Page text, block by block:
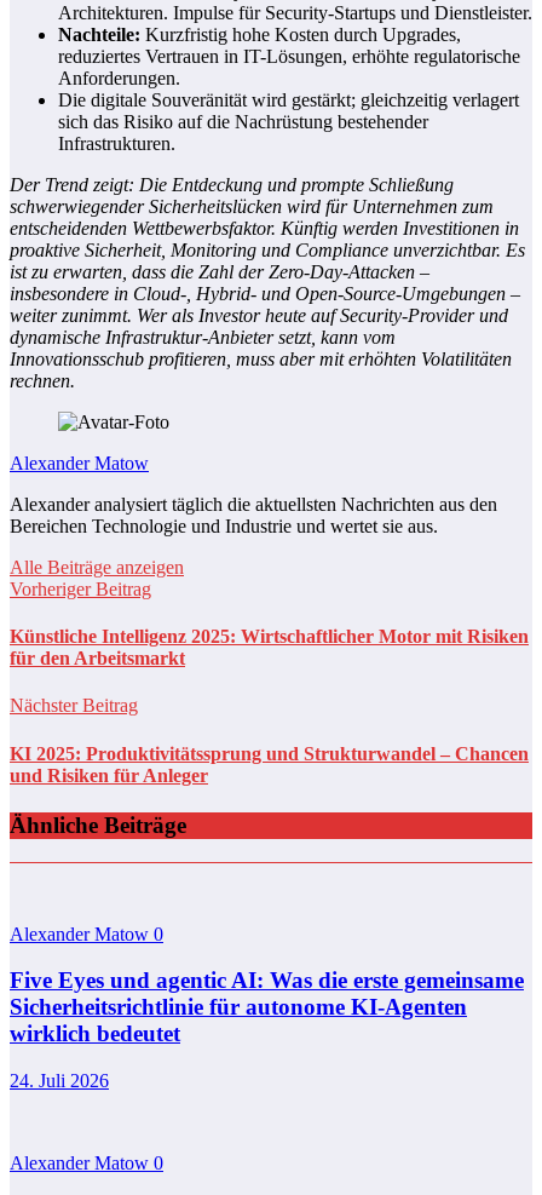
Architekturen. Impulse für Security-Startups und Dienstleister.
Nachteile: Kurzfristig hohe Kosten durch Upgrades,
reduziertes Vertrauen in IT-Lösungen, erhöhte regulatorische
Anforderungen.
Die digitale Souveränität wird gestärkt; gleichzeitig verlagert
sich das Risiko auf die Nachrüstung bestehender
Infrastrukturen.
Der Trend zeigt: Die Entdeckung und prompte Schließung
schwerwiegender Sicherheitslücken wird für Unternehmen zum
entscheidenden Wettbewerbsfaktor. Künftig werden Investitionen in
proaktive Sicherheit, Monitoring und Compliance unverzichtbar. Es
ist zu erwarten, dass die Zahl der Zero-Day-Attacken –
insbesondere in Cloud-, Hybrid- und Open-Source-Umgebungen –
weiter zunimmt. Wer als Investor heute auf Security-Provider und
dynamische Infrastruktur-Anbieter setzt, kann vom
Innovationsschub profitieren, muss aber mit erhöhten Volatilitäten
rechnen.
Alexander Matow
Alexander analysiert täglich die aktuellsten Nachrichten aus den
Bereichen Technologie und Industrie und wertet sie aus.
Alle Beiträge anzeigen
Vorheriger Beitrag
Künstliche Intelligenz 2025: Wirtschaftlicher Motor mit Risiken
für den Arbeitsmarkt
Nächster Beitrag
KI 2025: Produktivitätssprung und Strukturwandel – Chancen
und Risiken für Anleger
Ähnliche Beiträge
Alexander Matow 0
Five Eyes und agentic AI: Was die erste gemeinsame
Sicherheitsrichtlinie für autonome KI-Agenten
wirklich bedeutet
24. Juli 2026
Alexander Matow 0